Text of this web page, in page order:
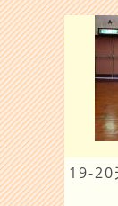
19-20